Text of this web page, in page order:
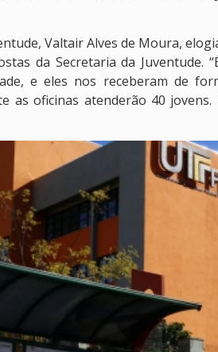
Valtair Alves de Moura,
da Secretaria da Juventude.
e eles nos receberam de
as oficinas atenderão 40